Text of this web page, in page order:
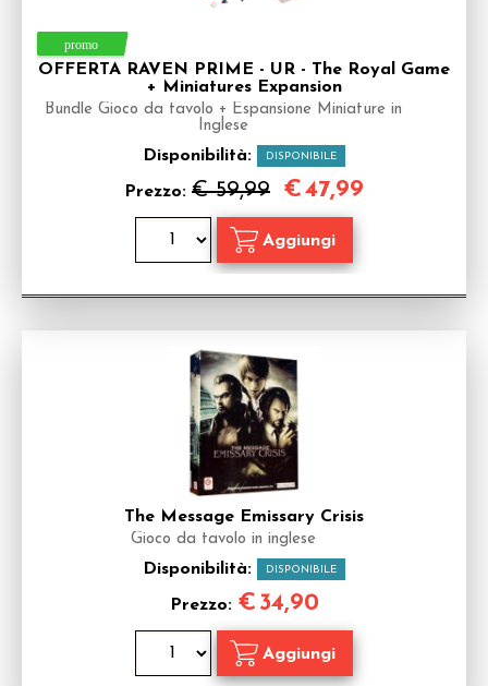
OFFERTA RAVEN PRIME - UR - The Royal Game
+ Miniatures Expansion
Bundle Gioco da tavolo + Espansione Miniature in
Inglese
Disponibilità: DISPONIBILE
Prezzo: € 59,99 €47,99
The Message Emissary Crisis
Gioco da tavolo in inglese
Disponibilità: DISPONIBILE
Prezzo: € 34,90